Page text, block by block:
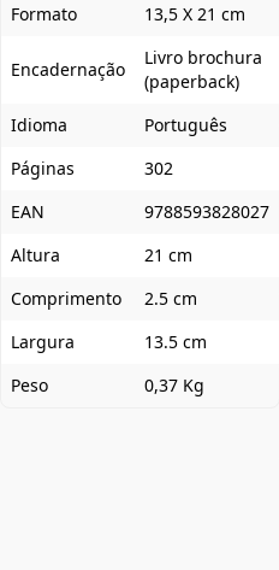
Formato
13,5 X 21 cm
Encadernação
Livro brochura
(paperback)
Idioma
Português
Páginas
302
EAN
9788593828027
Altura
21 cm
Comprimento
2.5 cm
Largura
13.5 cm
Peso
0,37 Kg